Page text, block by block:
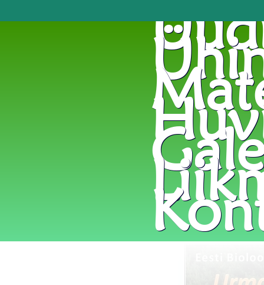
Viktoriin «Looduskaitse 100»
Keskkonnaharidusleht|